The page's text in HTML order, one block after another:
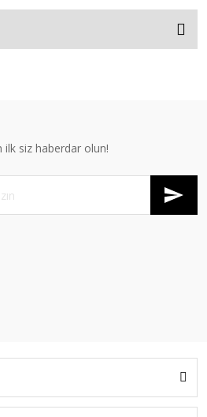
ilk siz haberdar olun!